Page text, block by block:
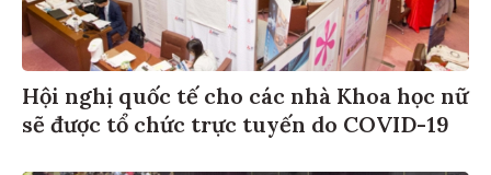
Hội nghị quốc tế cho các nhà Khoa học nữ
sẽ được tổ chức trực tuyến do COVID-19